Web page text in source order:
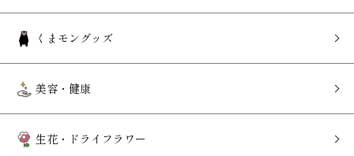
くまモングッズ
美容・健康
生花・ドライフラワー